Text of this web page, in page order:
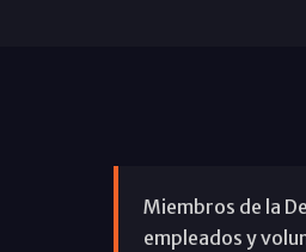
Miembros de la
empleados y